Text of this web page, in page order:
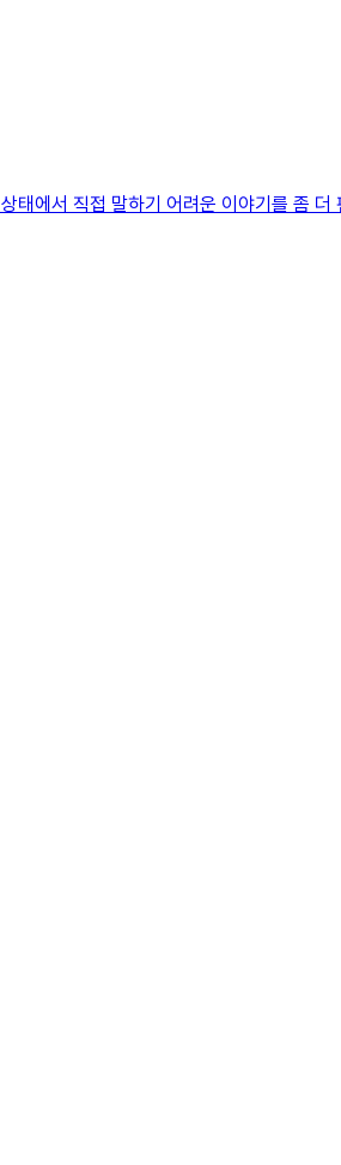
에서 직접 말하기 어려운 이야기를 좀